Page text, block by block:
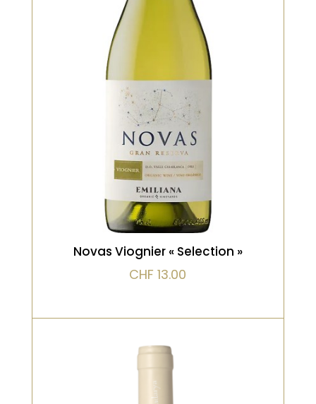
blanche, d’abricot et de fleurs
d’oranger. La bouche est ronde,
légèrement grasse, mais soutenue
par une fraîcheur bienvenue. Finale
longue, sur les fruits à noyau et une
pointe d’épices douces. Un blanc
aromatique et séduisant
VOIR LE PRODUIT
Novas Viognier « Selection »
CHF 13.00